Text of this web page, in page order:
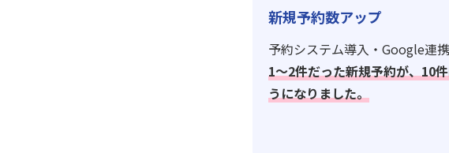
新規予約数アップ
予約システム導入・Google連携
1〜2件だった新規予約が、10
うになりました。